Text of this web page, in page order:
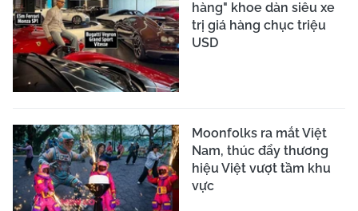
hàng" khoe dàn siêu xe
trị giá hàng chục triệu
USD
Moonfolks ra mắt Việt
Nam, thúc đẩy thương
hiệu Việt vượt tầm khu
vực